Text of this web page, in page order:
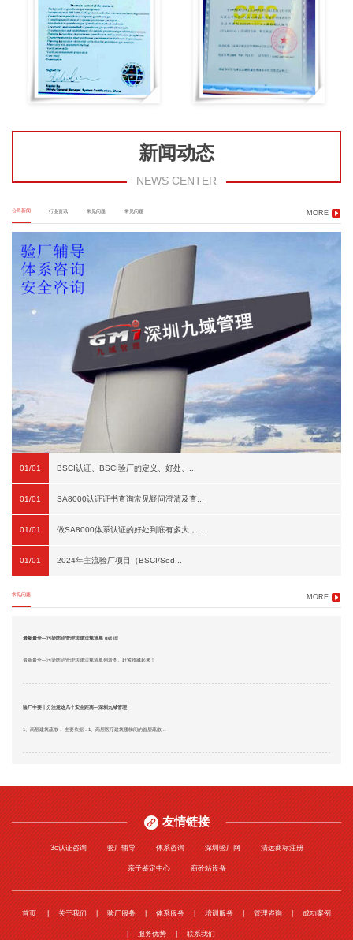
新闻动态
NEWS CENTER
公司新闻 行业资讯 常见问题 常见问题 MORE
01/01 BSCI认证、BSCI验厂的定义、好处、...
01/01 SA8000认证证书查询常见疑问澄清及查...
01/01 做SA8000体系认证的好处到底有多大，...
01/01 2024年主流验厂项目（BSCI/Sed...
常见问题 MORE
最新最全—污染防治管理法律法规清单 get it!
最新最全—污染防治管理法律法规清单列表图。赶紧收藏起来！
验厂中要十分注意这几个安全距离—深圳九域管理
1、高层建筑疏散： 主要依据：1、高层医疗建筑楼梯间的首层疏散...
友情链接
3c认证咨询 验厂辅导 体系咨询 深圳验厂网 清远商标注册
亲子鉴定中心 商砼站设备
首页 关于我们 验厂服务 体系服务 培训服务 管理咨询 成功案例
服务优势 联系我们